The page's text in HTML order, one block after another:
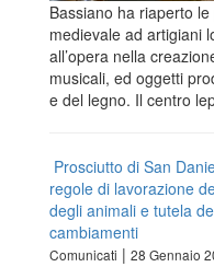
Bassiano ha riaperto
medievale ad artigiani
all’opera nella
musicali, ed oggetti
e del legno. Il centro
Prosciutto di San
regole di lavorazione
degli animali e tutela
cambiamenti
Comunicati | 28 Gennaio